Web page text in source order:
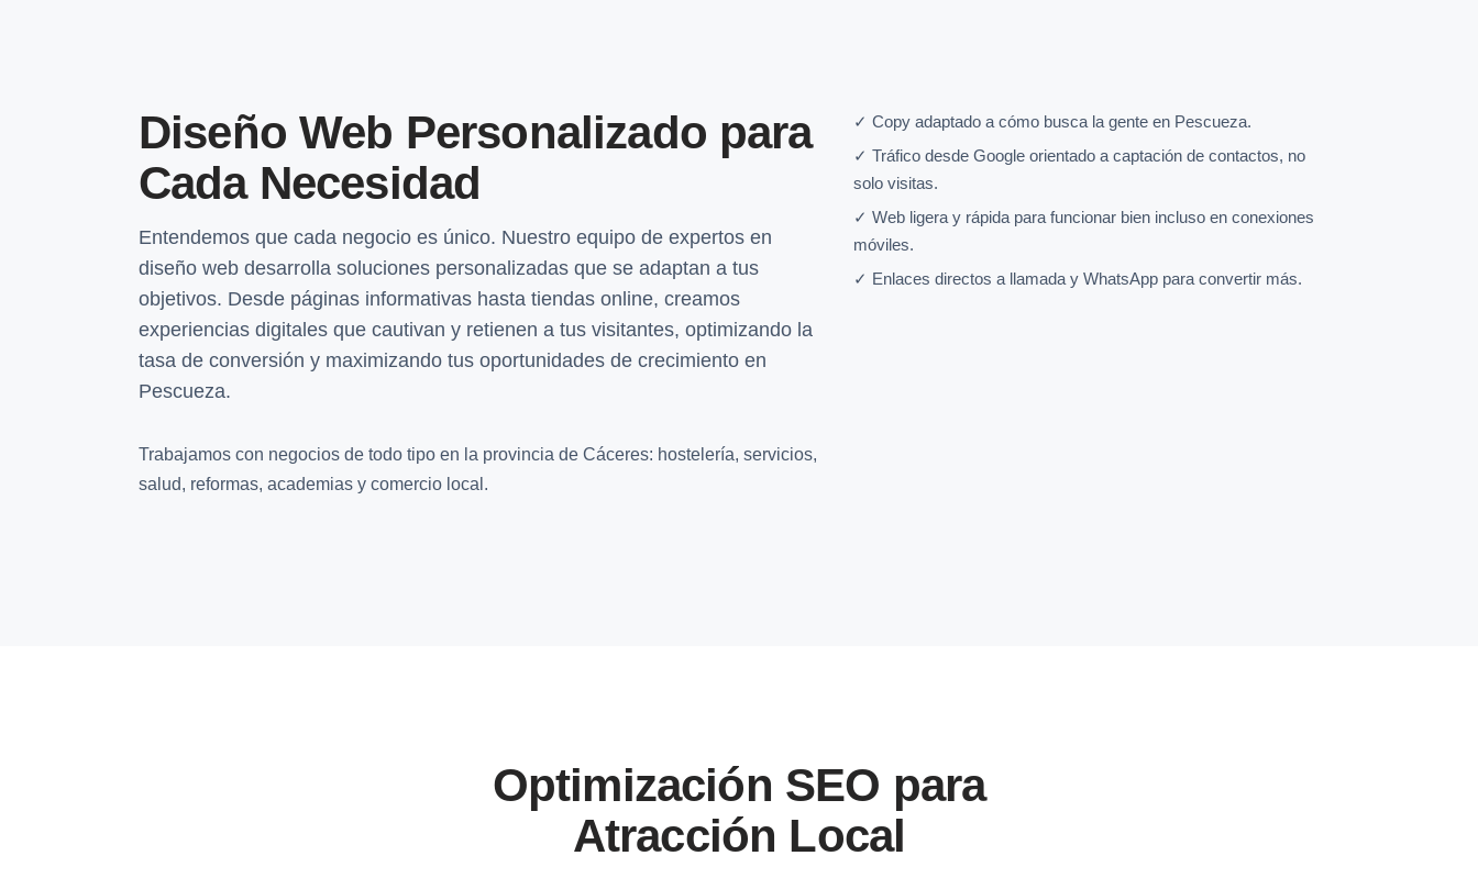
Diseño Web Personalizado para
Cada Necesidad
Entendemos que cada negocio es único. Nuestro equipo de expertos en
diseño web desarrolla soluciones personalizadas que se adaptan a tus
objetivos. Desde páginas informativas hasta tiendas online, creamos
experiencias digitales que cautivan y retienen a tus visitantes, optimizando la
tasa de conversión y maximizando tus oportunidades de crecimiento en
Pescueza.
Trabajamos con negocios de todo tipo en la provincia de Cáceres: hostelería, servicios,
salud, reformas, academias y comercio local.
✓ Copy adaptado a cómo busca la gente en Pescueza.
✓ Tráfico desde Google orientado a captación de contactos, no
solo visitas.
✓ Web ligera y rápida para funcionar bien incluso en conexiones
móviles.
✓ Enlaces directos a llamada y WhatsApp para convertir más.
Optimización SEO para
Atracción Local